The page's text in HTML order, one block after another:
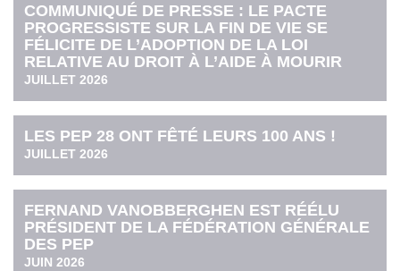
COMMUNIQUÉ DE PRESSE : LE PACTE
PROGRESSISTE SUR LA FIN DE VIE SE
FÉLICITE DE L’ADOPTION DE LA LOI
RELATIVE AU DROIT À L’AIDE À MOURIR
JUILLET 2026
LES PEP 28 ONT FÊTÉ LEURS 100 ANS !
JUILLET 2026
FERNAND VANOBBERGHEN EST RÉÉLU
PRÉSIDENT DE LA FÉDÉRATION GÉNÉRALE
DES PEP
JUIN 2026